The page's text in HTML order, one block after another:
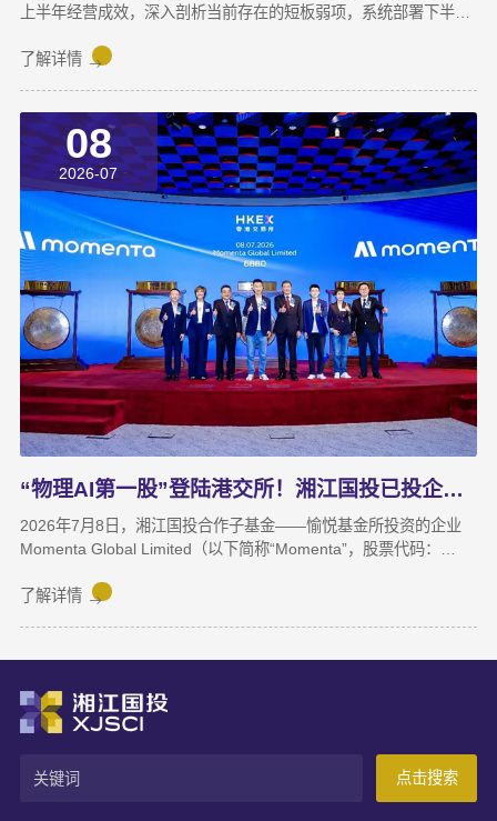
上半年经营成效，深入剖析当前存在的短板弱项，系统部署下半年
年。湘江集团党委副书记宋邦到会指导，湘江国投公司董事长龚国
了上半年业务拓展、指标完成及重点专项推进情况。领导班子成员
结合分管领域，交流工作思路与落实举措，进一步统一思想、凝聚
共识，为下半年协同作战夯实基础。龚国旺在总结讲话中指出，上
半年公司经营效益稳中有升，实现营收6358万元，同比增长
27.6%；利润总额达1.26亿元，同比增长82.8%。股权投资标的持
续向好，金融资产浮盈实现可持续增长，投资主业对公司整体盈利
能力的支撑作用进一步增强。基金业务进退有序，投退良性循环格
局初步形成；直投项目储备与落地扎实推进，资本招商取得实质进
展；湘江基金小镇二期克服连续雨季施工困难，顺利完成竣工验
收；数据运营、商业保理转型取得阶段性突破，科技成果转化服务
与大学生创新创业支持工作也正加速铺开，为后续增长注入新活
力。
了解详情
08
2026-07
“物理AI第一股”登陆港交所！湘江国投已投企业Momenta成功上市
2026年7月8日，湘江国投合作子基金——愉悦基金所投资的企业
Momenta Global Limited（以下简称“Momenta”，股票代码：
第一股”。Momenta本次上市募集资金将主要用于物理AI核心技术
驾驶与人工智能企业，核心团队源自微软亚洲研究院、商汤科技等
AI机构。公司率先提出并量产首发R7世界模型，让AI从“识别像素”
进阶为“理解物理规律、推演真实世界演变”，支撑乘用车高阶智
驾、Robotaxi、无人物流等全场景落地。截至上市前夕，搭载
Momenta智驾系统的量产车辆规模已突破100万台，成功交付超
100款量产车型，与全球前十车企中九家建立合作。据灼识咨询数
据，2025年3月至2026年2月，Momenta在中国第三方城市NOA解
了解详情
点击搜索